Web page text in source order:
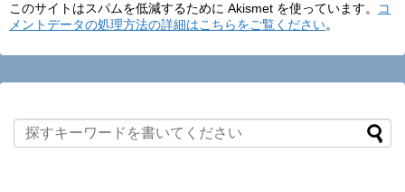
このサイトはスパムを低減するために Akismet を使っています。
コ
メントデータの処理方法の詳細はこちらをご覧ください。